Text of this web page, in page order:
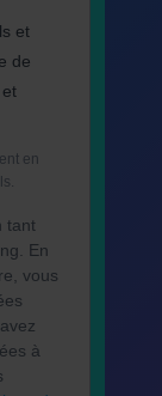
et
de
en
tant
En
vous
à